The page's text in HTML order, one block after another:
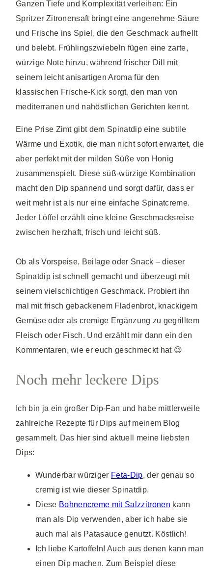
Ganzen Tiefe und Komplexität verleihen: Ein
Spritzer Zitronensaft bringt eine angenehme Säure
und Frische ins Spiel, die den Geschmack aufhellt
und belebt. Frühlingszwiebeln fügen eine zarte,
würzige Note hinzu, während frischer Dill mit
seinem leicht anisartigen Aroma für den
klassischen Frische-Kick sorgt, den man von
mediterranen und nahöstlichen Gerichten kennt.
Eine Prise Zimt gibt dem Spinatdip eine subtile
Wärme und Exotik, die man nicht sofort erwartet, die
aber perfekt mit der milden Süße von Honig
zusammenspielt. Diese süß-würzige Kombination
macht den Dip spannend und sorgt dafür, dass er
weit mehr ist als nur eine einfache Spinatcreme.
Jeder Löffel erzählt eine kleine Geschmacksreise
zwischen herzhaft, frisch und leicht süß.
Ob als Vorspeise, Beilage oder Snack – dieser
Spinatdip ist schnell gemacht und überzeugt mit
seinem vielschichtigen Geschmack. Probiert ihn
mal mit frisch gebackenem Fladenbrot, knackigem
Gemüse oder als cremige Ergänzung zu gegrilltem
Fleisch oder Fisch. Und erzählt mir dann ein den
Kommentaren, wie er euch geschmeckt hat 😉
Noch mehr leckere Dips
Ich bin ja ein großer Dip-Fan und habe mittlerweile
zahlreiche Rezepte für Dips auf meinem Blog
gesammelt. Das hier sind aktuell meine liebsten
Dips:
Wunderbar würziger Feta-Dip, der genau so
cremig ist wie dieser Spinatdip.
Diese Bohnencreme mit Salzzitronen kann
man als Dip verwenden, aber ich habe sie
auch mal als Patasauce genutzt. Köstlich!
Ich liebe Kartoffeln! Auch aus denen kann man
einen Dip machen. Zum Beispiel diese